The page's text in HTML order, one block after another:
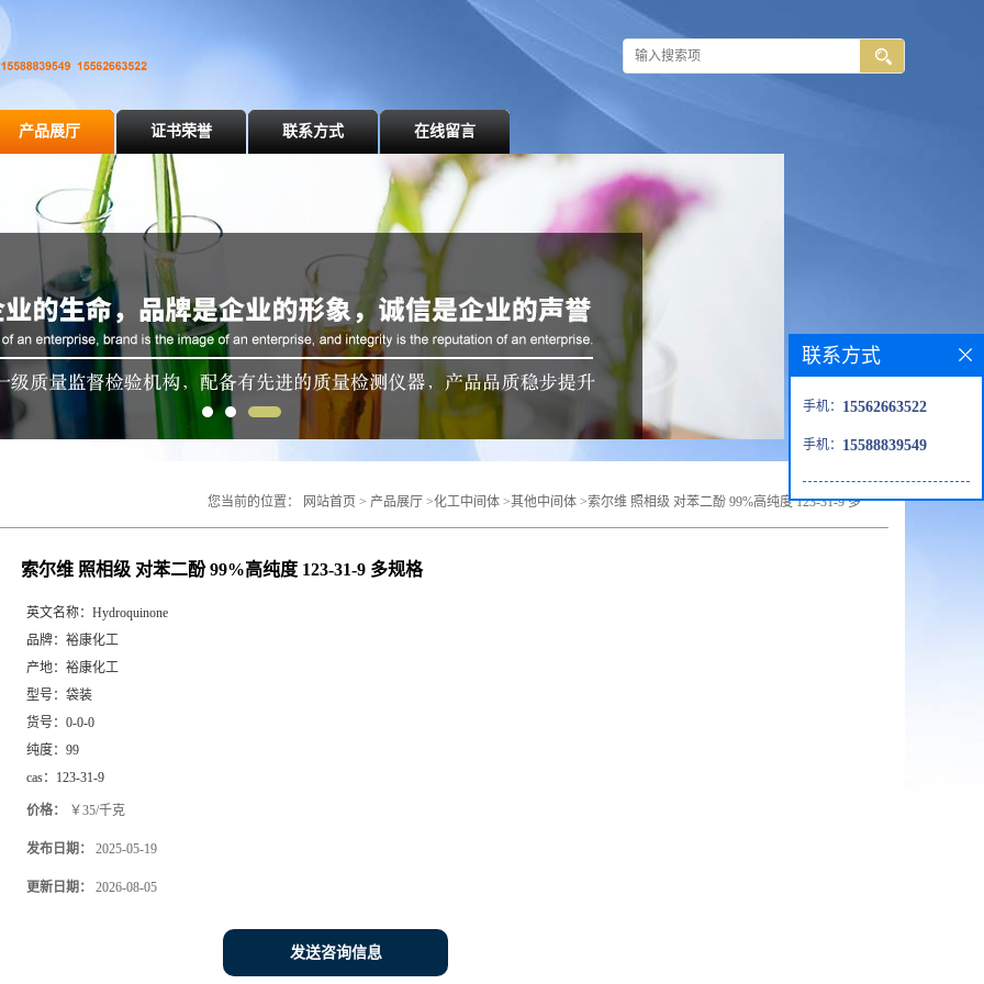
产品展厅 证书荣誉 联系方式 在线留言
您当前的位置： 网站首页 > 产品展厅 >化工中间体 >其他中间体 >索尔维 照相级 对苯二酚 99%高纯度 123-31-9 多
规格
索尔维 照相级 对苯二酚 99%高纯度 123-31-9 多规格
英文名称： Hydroquinone
品牌： 裕康化工
产地： 裕康化工
型号： 袋装
货号： 0-0-0
纯度： 99
cas： 123-31-9
价格： ￥35/千克
发布日期： 2025-05-19
更新日期： 2026-08-05
发送咨询信息
联系方式
手机： 15562663522
手机： 15588839549